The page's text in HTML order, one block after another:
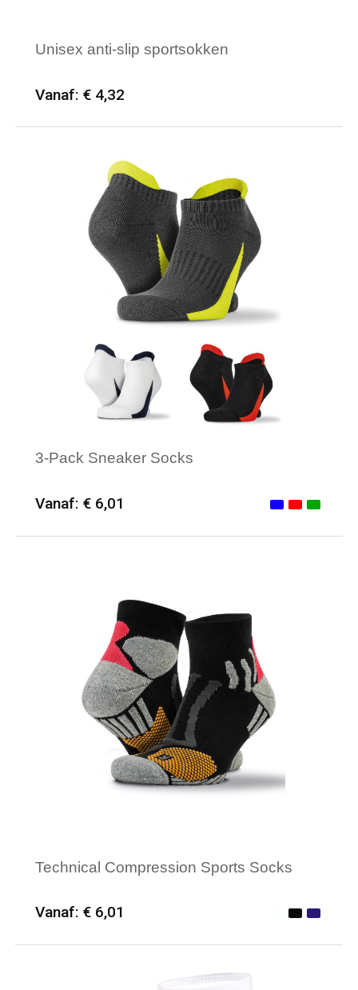
Unisex anti-slip sportsokken
Vanaf: € 4,32
Minimale afname: 25
3-Pack Sneaker Socks
Vanaf: € 6,01
Minimale afname: 25
Technical Compression Sports Socks
Vanaf: € 6,01
Minimale afname: 25